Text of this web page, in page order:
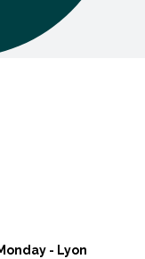
- Lyon